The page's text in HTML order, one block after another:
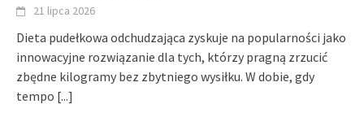
21 lipca 2026
Dieta pudełkowa odchudzająca zyskuje na popularności jako
innowacyjne rozwiązanie dla tych, którzy pragną zrzucić
zbędne kilogramy bez zbytniego wysiłku. W dobie, gdy
tempo [...]